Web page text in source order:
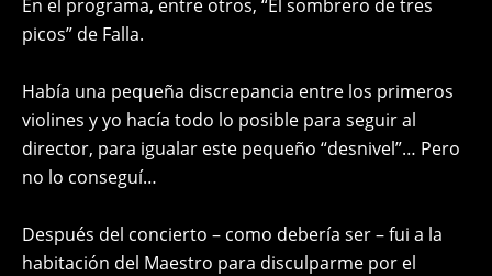
En el programa, entre otros, “El sombrero de tres
picos” de Falla.
Había una pequeña discrepancia entre los primeros
violines y yo hacía todo lo posible para seguir al
director, para igualar este pequeño “desnivel”… Pero
no lo conseguí…
Después del concierto – como debería ser – fui a la
habitación del Maestro para disculparme por el